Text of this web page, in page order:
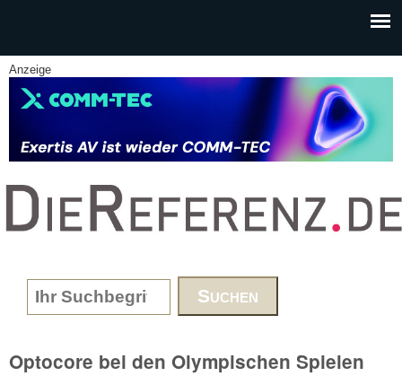
Anzeige
www.DieReferenz.de
Search form
Optocore bei den Olympischen Spielen